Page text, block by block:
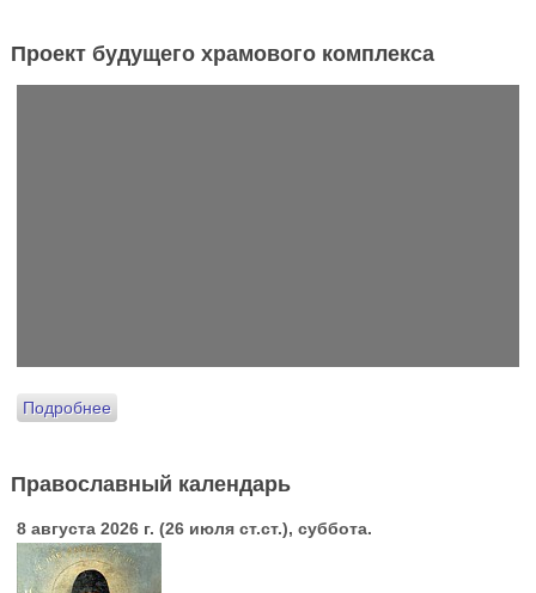
Проект будущего храмового комплекса
Подробнее
Православный календарь
8 августа 2026 г. (26 июля ст.ст.), суббота.